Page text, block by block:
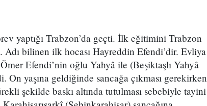
yaptığı Trabzon’da geçti. İlk eğitimini Trabzon
Adı bilinen ilk hocası Hayreddin Efendi’dir. Evliya
Efendi’nin oğlu Yahyâ ile (Beşiktaşlı Yahyâ
yaşına geldiğinde sancağa çıkması gerekirken
şekilde baskı altında tutulması sebebiyle tayini